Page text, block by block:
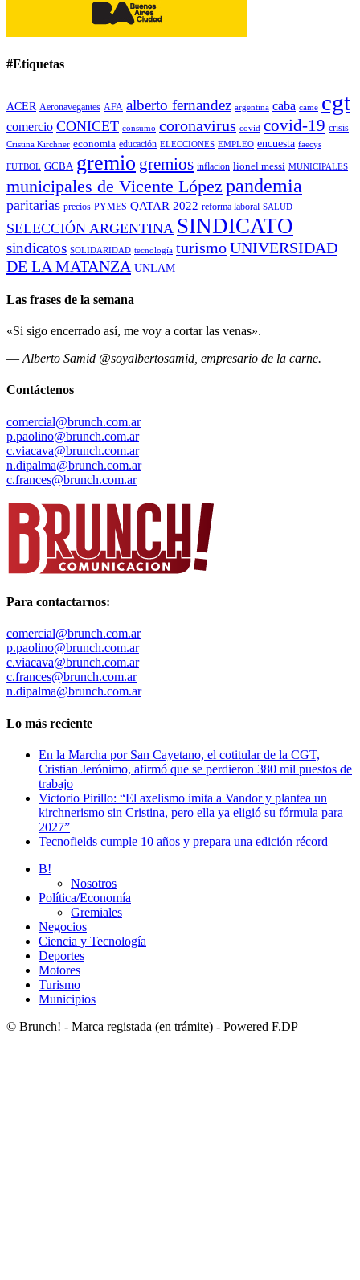
#Etiquetas
ACER Aeronavegantes AFA alberto fernandez argentina caba came cgt
comercio CONICET consumo coronavirus covid covid-19 crisis
Cristina Kirchner economia educación ELECCIONES EMPLEO encuesta faecys
FUTBOL GCBA gremio gremios inflacion lionel messi MUNICIPALES
municipales de Vicente López pandemia
paritarias precios PYMES QATAR 2022 reforma laboral SALUD
SELECCIÓN ARGENTINA SINDICATO
sindicatos SOLIDARIDAD tecnología turismoUNIVERSIDAD
DE LA MATANZA UNLAM
Las frases de la semana
«Si sigo encerrado así, me voy a cortar las venas».
— Alberto Samid @soyalbertosamid, empresario de la carne.
Contáctenos
comercial@brunch.com.ar
p.paolino@brunch.com.ar
c.viacava@brunch.com.ar
n.dipalma@brunch.com.ar
c.frances@brunch.com.ar
Para contactarnos:
comercial@brunch.com.ar
p.paolino@brunch.com.ar
c.viacava@brunch.com.ar
c.frances@brunch.com.ar
n.dipalma@brunch.com.ar
Lo más reciente
En la Marcha por San Cayetano, el cotitular de la CGT,
Cristian Jerónimo, afirmó que se perdieron 380 mil puestos de
trabajo
Victorio Pirillo: “El axelismo imita a Vandor y plantea un
kirchnerismo sin Cristina, pero ella ya eligió su fórmula para
2027”
Tecnofields cumple 10 años y prepara una edición récord
B!
Nosotros
Política/Economía
Gremiales
Negocios
Ciencia y Tecnología
Deportes
Motores
Turismo
Municipios
© Brunch! - Marca registada (en trámite) - Powered F.DP